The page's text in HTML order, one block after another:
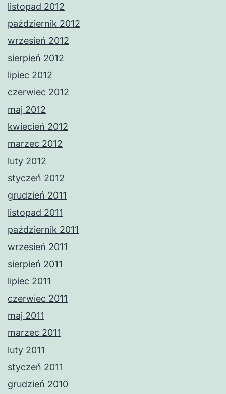
listopad 2012
październik 2012
wrzesień 2012
sierpień 2012
lipiec 2012
czerwiec 2012
maj 2012
kwiecień 2012
marzec 2012
luty 2012
styczeń 2012
grudzień 2011
listopad 2011
październik 2011
wrzesień 2011
sierpień 2011
lipiec 2011
czerwiec 2011
maj 2011
marzec 2011
luty 2011
styczeń 2011
grudzień 2010